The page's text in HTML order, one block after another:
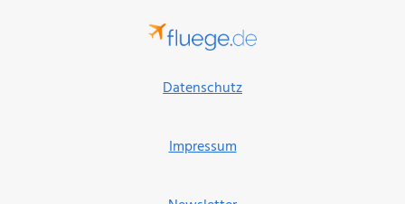
Datenschutz
Impressum